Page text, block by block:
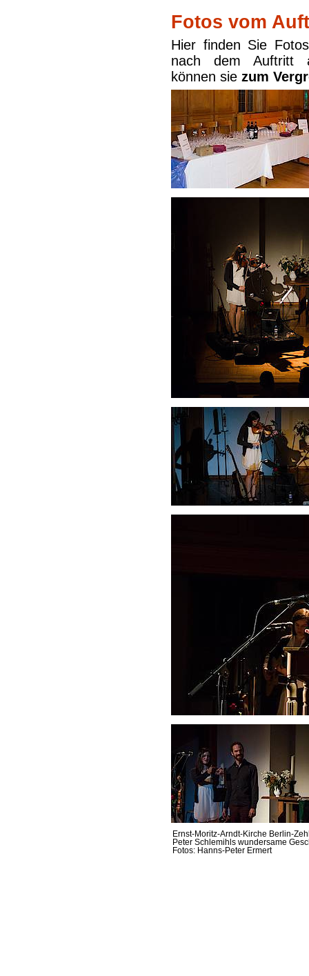
Fotos vom
Hier finden Sie
nach dem Auftritt
können sie zum
Ernst-Moritz-Arndt-Kirche Berlin-
Peter Schlemihls wundersame
Fotos: Hanns-Peter Ermert